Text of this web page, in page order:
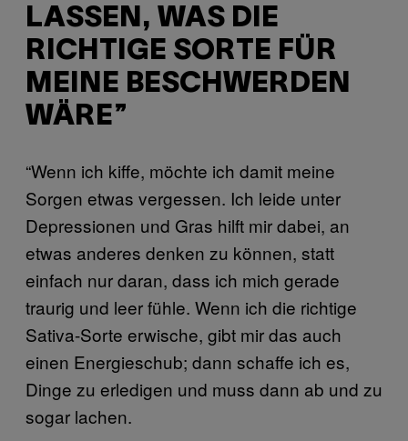
LASSEN, WAS DIE
RICHTIGE SORTE FÜR
MEINE BESCHWERDEN
WÄRE”
“Wenn ich kiffe, möchte ich damit meine
Sorgen etwas vergessen. Ich leide unter
Depressionen und Gras hilft mir dabei, an
etwas anderes denken zu können, statt
einfach nur daran, dass ich mich gerade
traurig und leer fühle. Wenn ich die richtige
Sativa-Sorte erwische, gibt mir das auch
einen Energieschub; dann schaffe ich es,
Dinge zu erledigen und muss dann ab und zu
sogar lachen.